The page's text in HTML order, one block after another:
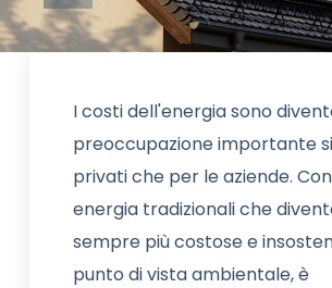
I costi dell'energia sono
preoccupazione importante
privati che per le aziende.
energia tradizionali che
sempre più costose e
punto di vista ambientale, è